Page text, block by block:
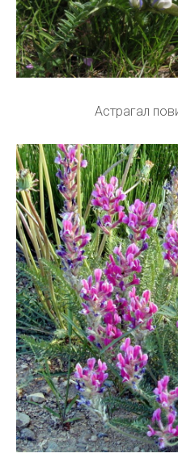
Астрагал